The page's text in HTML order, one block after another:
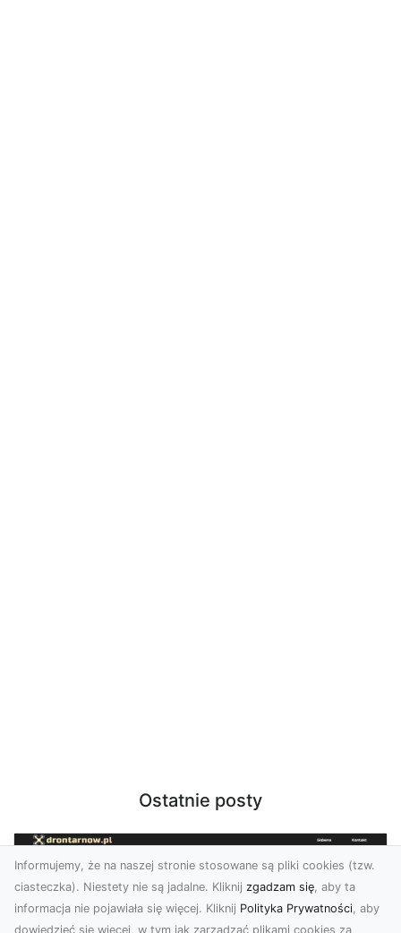
Ostatnie posty
Informujemy, że na naszej stronie stosowane są pliki cookies (tzw.
ciasteczka). Niestety nie są jadalne. Kliknij zgadzam się, aby ta
informacja nie pojawiała się więcej. Kliknij Polityka Prywatności, aby
dowiedzieć się więcej, w tym jak zarządzać plikami cookies za